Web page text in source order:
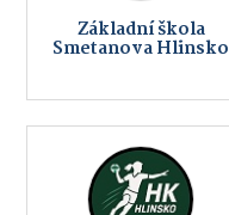
Základní škola
Smetanova Hlinsko